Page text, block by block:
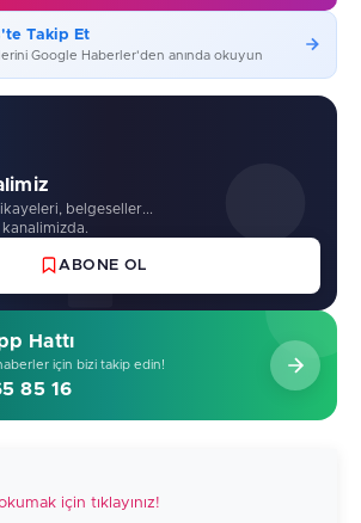
Takip Et
Google Haberler'den anında okuyun
belgeseller...
ABONE OL
Hattı
için bizi takip edin!
85 16
için tıklayınız!